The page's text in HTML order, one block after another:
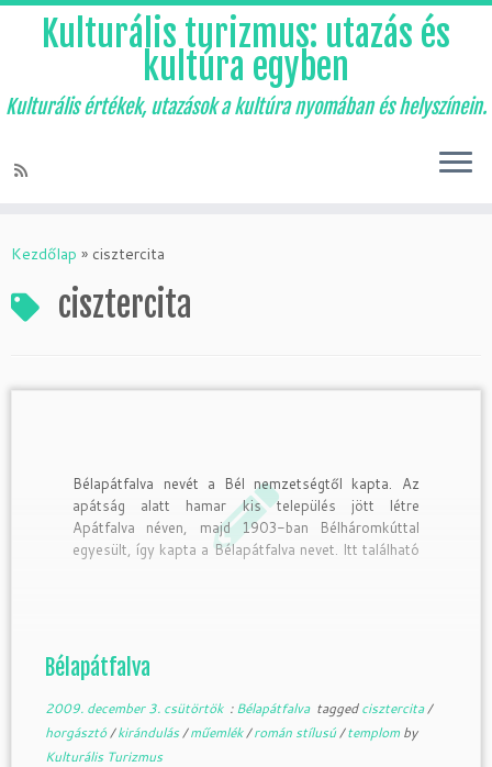
to
Kulturális turizmus: utazás és
kultúra egyben
Kulturális értékek, utazások a kultúra nyomában és helyszínein.
Kezdőlap » cisztercita
cisztercita
Bélapátfalva nevét a Bél nemzetségtől kapta. Az
apátság alatt hamar kis település jött létre
Apátfalva néven, majd 1903-ban Bélháromkúttal
egyesült, így kapta a Bélapátfalva nevet. Itt található
II. Kilit […]
Bélapátfalva
2009. december 3. csütörtök:Bélapátfalva taggedcisztercita/
horgásztó/kirándulás/műemlék/román stílusú/templom by
Kulturális Turizmus